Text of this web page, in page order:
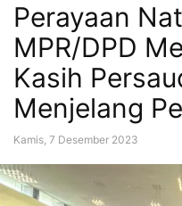
Perayaan
MPR/DPD
Kasih
Menjelang
Kamis, 7 Desember 2023